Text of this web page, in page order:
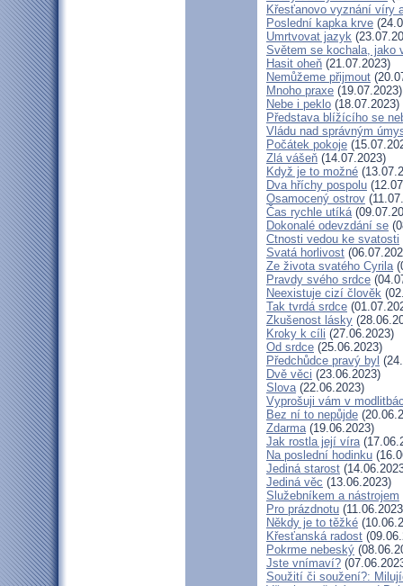
Křesťanovo vyznání víry
Poslední kapka krve
Umrtvovat jazyk
Světem se kochala, jako
Hasit oheň (21.07.2023)
Nemůžeme přijmout
Mnoho praxe (19.07.2023)
Nebe i peklo (18.07.2023)
Představa blížícího se
Vládu nad správným
Počátek pokoje
Zlá vášeň (14.07.2023)
Když je to možné
Dva hříchy pospolu
Osamocený ostrov
Čas rychle utíká
Dokonalé odevzdání se
Ctnosti vedou ke svatosti
Svatá horlivost
Ze života svatého Cyrila
Pravdy svého srdce
Neexistuje cizí člověk
Tak tvrdá srdce
Zkušenost lásky
Kroky k cíli (27.06.2023)
Od srdce (25.06.2023)
Předchůdce pravý byl
Dvě věci (23.06.2023)
Slova(22.06.2023)
Vyprošuji vám v
Bez ní to nepůjde
Zdarma(19.06.2023)
Jak rostla její víra
Na poslední hodinku
Jediná starost
Jediná věc (13.06.2023)
Služebníkem a nástrojem
Pro prázdnotu
Někdy je to těžké
Křesťanská radost
Pokrme nebeský
Jste vnímaví?
Soužití či soužení?: